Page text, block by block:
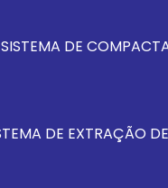
DE
DE EXTRAÇÃO